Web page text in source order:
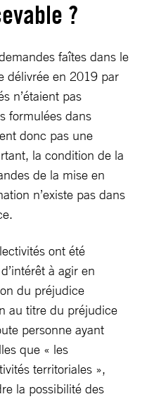
?
faîtes dans le
délivrée en 2019 par
n’étaient pas
formulées dans
donc pas une
la condition de la
de la mise en
n’existe pas dans
ont été
à agir en
du préjudice
au titre du préjudice
personne ayant
que « les
territoriales »,
la possibilité des